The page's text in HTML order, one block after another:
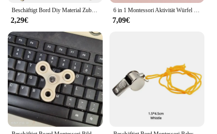
Beschäftigt Bord Diy Material Zubehör Montessori Lehrmittel Baby Frühe Bildung Lernen Fähigkeiten Spielzeug Teil Holz Brettspiele
2,29€
6 in 1 Montessori Aktivität Würfel Spielzeug, sensorisch beschäftigt Board Baby Praxis Fähigkeiten Schublade Lernspiel zeug für Mädchen und Jungen, Geschenk
7,09€